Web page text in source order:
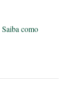
Saiba como